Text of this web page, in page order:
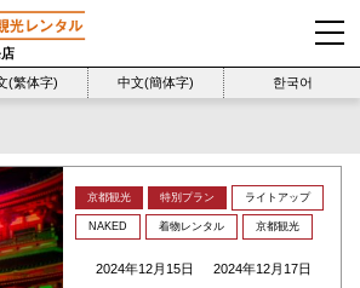
(繁体字) 中文(簡体字) 한국어
京都観光 特別プラン ライトアップ
NAKED 着物レンタル 京都観光
2024年12月15日 2024年12月17日